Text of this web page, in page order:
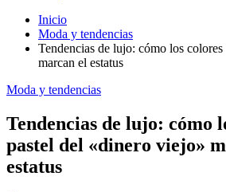
Inicio
Moda y tendencias
Tendencias de lujo: cómo los
marcan el estatus
Moda y tendencias
Tendencias de lujo: cómo
pastel del «dinero viejo»
estatus